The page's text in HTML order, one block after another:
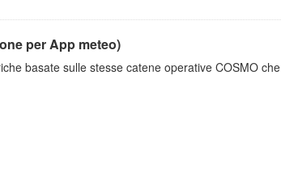
per App meteo)
basate sulle stesse catene operative COSMO che